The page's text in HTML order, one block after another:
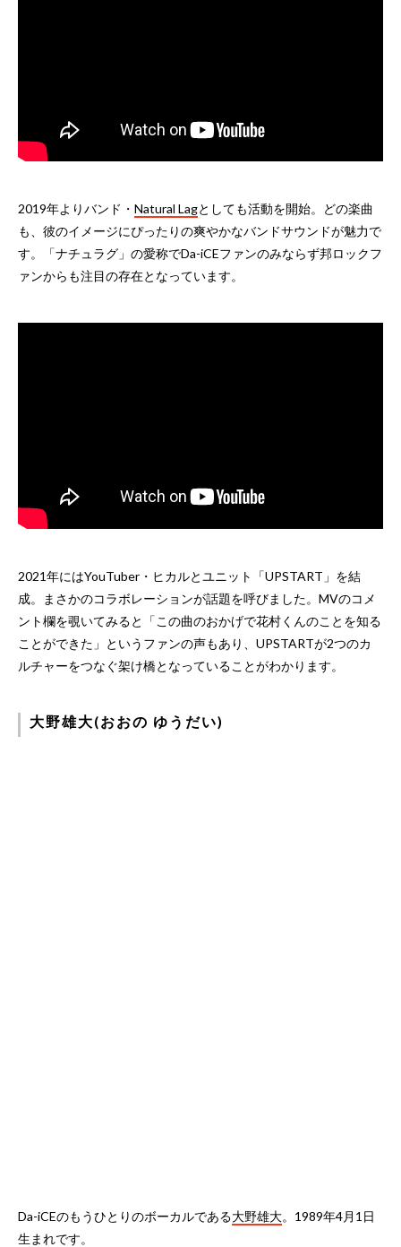
2019年よりバンド・ Natural Lagとしても活動を開始。どの楽曲
も、彼のイメージにぴったりの爽やかなバンドサウンドが魅力で
す。「ナチュラグ」の愛称でDa-iCEファンのみならず邦ロックフ
ァンからも注目の存在となっています。
2021年にはYouTuber・ヒカルとユニット「UPSTART」を結
成。まさかのコラボレーションが話題を呼びました。MVのコメ
ント欄を覗いてみると「この曲のおかげで花村くんのことを知る
ことができた」というファンの声もあり、UPSTARTが2つのカ
ルチャーをつなぐ架け橋となっていることがわかります。
大野雄大(おおの ゆうだい)
Da-iCEのもうひとりのボーカルである大野雄大。1989年4月1日
生まれです。